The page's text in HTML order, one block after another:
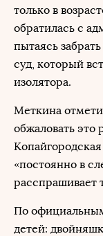
только в
обратилась с
пытаясь
суд, который
изолятора.
Меткина
обжаловать это
«постоянно в
расспрашивает
По
детей: